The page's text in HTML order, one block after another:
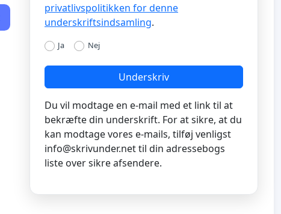
privatlivspolitikken for denne
underskriftsindsamling.
Ja Nej
Underskriv
Du vil modtage en e-mail med et link til at
bekræfte din underskrift. For at sikre, at du
kan modtage vores e-mails, tilføj venligst
info@skrivunder.nettil din adressebogs
liste over sikre afsendere.